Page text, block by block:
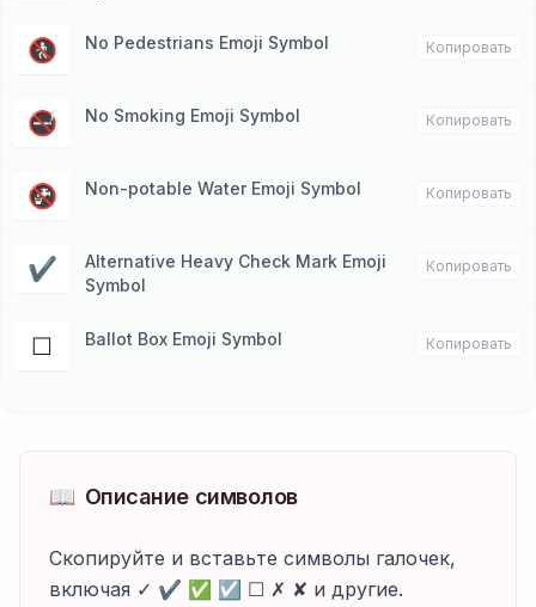
🚷 No Pedestrians Emoji Symbol Копировать
🚭 No Smoking Emoji Symbol Копировать
🚱 Non-potable Water Emoji Symbol Копировать
✔
Alternative Heavy Check Mark Emoji
Symbol
Копировать
☐ Ballot Box Emoji Symbol Копировать
📖 Описание символов
Скопируйте и вставьте символы галочек,
включая ✓ ✔ ✅ ☑ ☐ ✗ ✘ и другие.